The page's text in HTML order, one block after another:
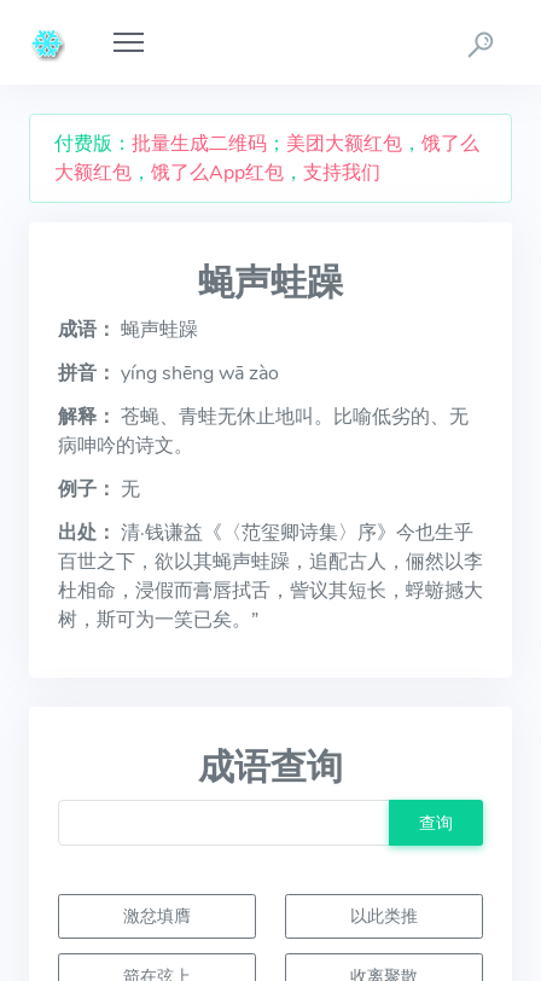
付费版： 批量生成二维码 ； 美团大额红包 ， 饿了么
大额红包 ， 饿了么App红包 ， 支持我们
蝇声蛙躁
成语： 蝇声蛙躁
拼音： yíng shēng wā zào
解释： 苍蝇、青蛙无休止地叫。比喻低劣的、无
病呻吟的诗文。
例子： 无
出处： 清·钱谦益《〈范玺卿诗集〉序》今也生乎
百世之下，欲以其蝇声蛙躁，追配古人，俪然以李
杜相命，浸假而膏唇拭舌，訾议其短长，蜉蝣撼大
树，斯可为一笑已矣。”
成语查询
查询
激忿填膺 以此类推
箭在弦上 收离聚散